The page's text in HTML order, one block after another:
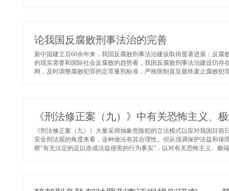
论我国反腐败刑事法治的完善
新中国建立后60余年来，我国反腐败刑事法治建设取得显著进展：反
的现实需要和国际社会反腐败的趋势看，我国反腐败刑事法治建设仍
网，及时调整腐败犯罪的定罪量刑标准，严格限制直至最终废止腐败
《刑法修正案（九）》中有关恐怖主义、
《刑法修正案（九）》大量采用抽象危险犯的立法模式以应对我国目
安全刑法观的角度来看，这种做法有其合理性。但从强调保护法益和
察“有无法定的足以造成法益侵害的行为事实”，以对有关恐怖主义、极